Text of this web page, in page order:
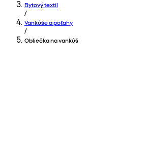
Bytový textil
/
Vankúše a poťahy
/
Obliečka na vankúš